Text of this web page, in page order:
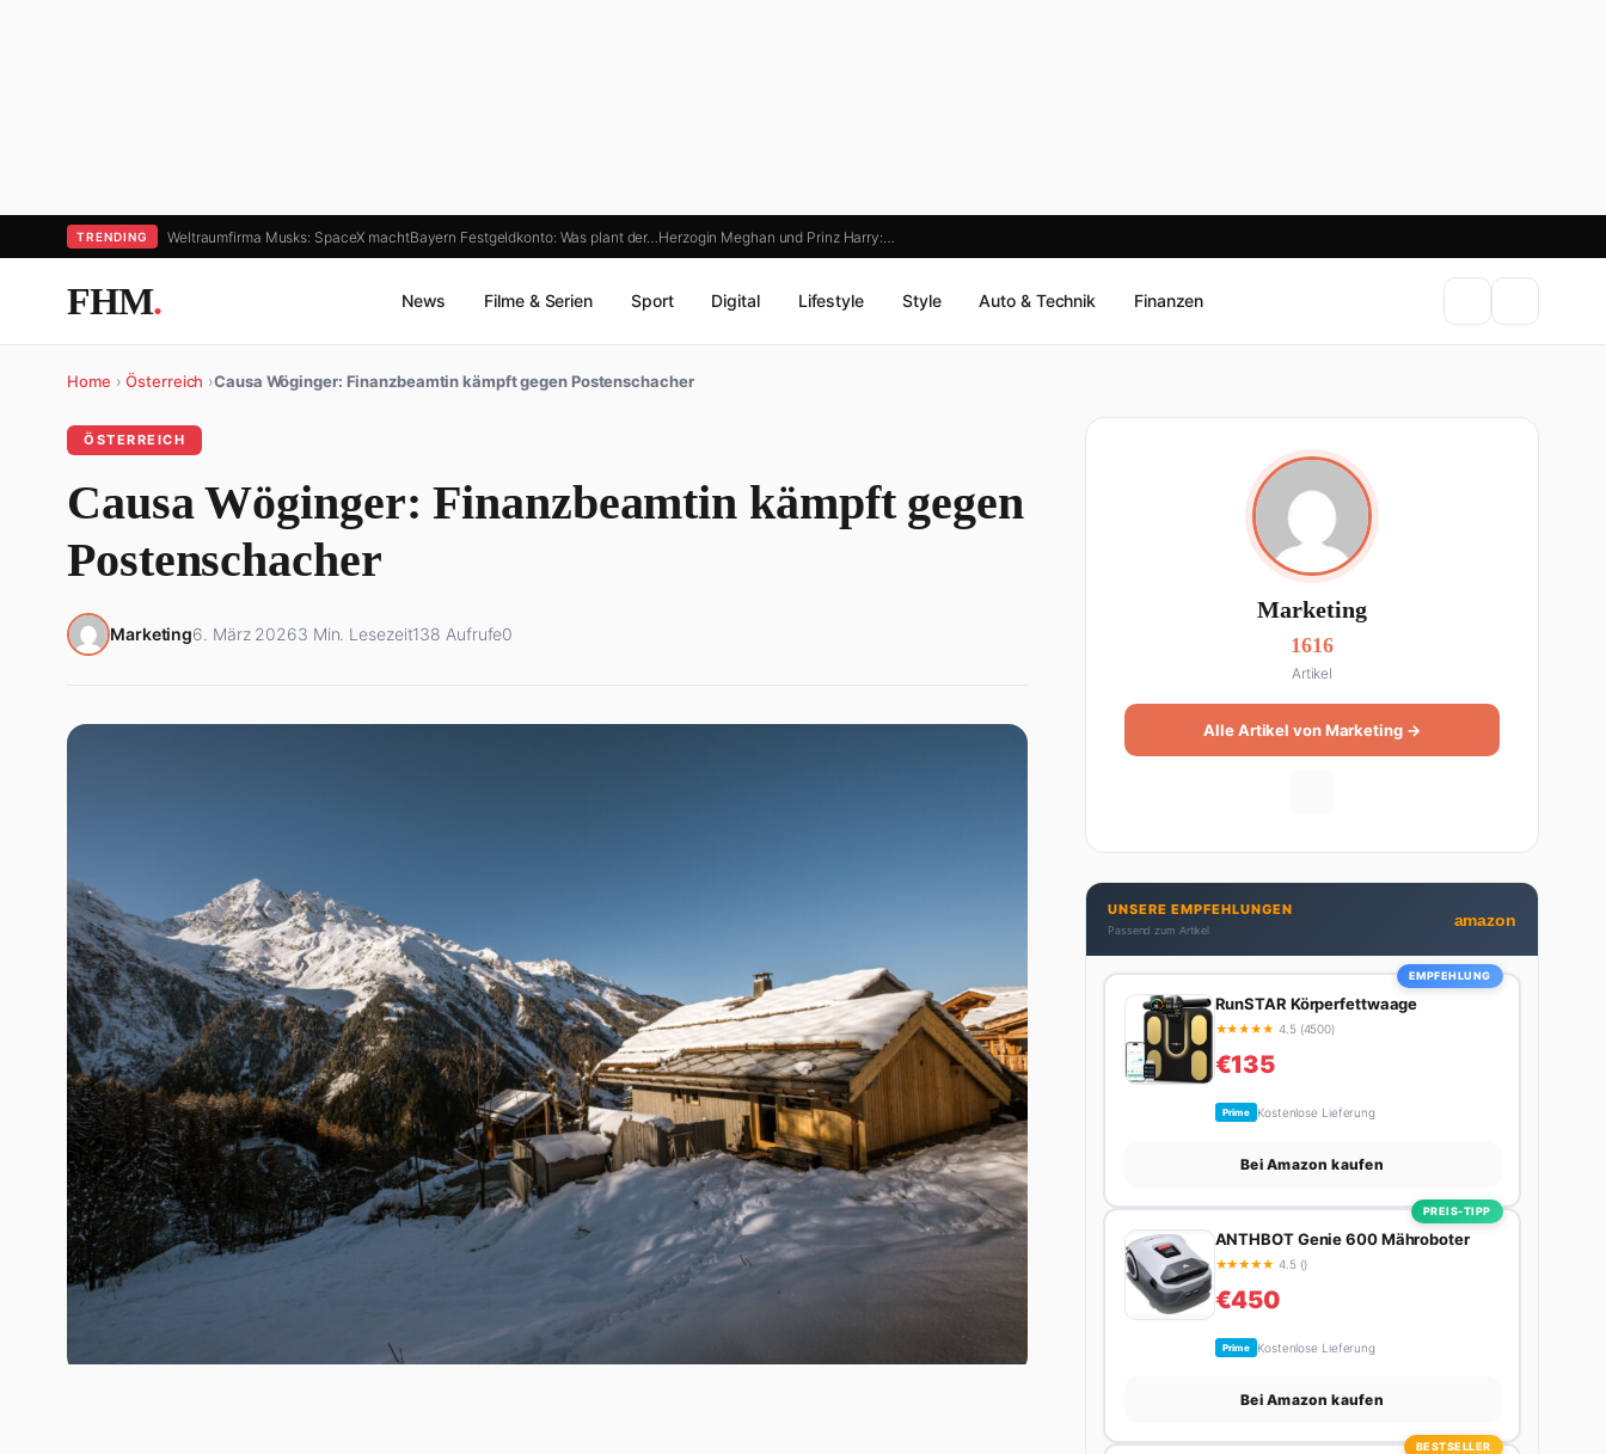
TRENDING Weltraumfirma Musks: SpaceX machtBayern Festgeldkonto: Was plant der… Herzogin Meghan und Prinz Harry:…
FHM. News Filme & Serien Sport Digital Lifestyle Style Auto & Technik Finanzen
Home › Österreich ›Causa Wöginger: Finanzbeamtin kämpft gegen Postenschacher
ÖSTERREICH
Causa Wöginger: Finanzbeamtin kämpft gegen
Postenschacher
Marketing6. März 20263 Min. Lesezeit138 Aufrufe0
Marketing
1616
Artikel
Alle Artikel von Marketing →
UNSERE EMPFEHLUNGEN
Passend zum Artikel
amazon
EMPFEHLUNG
RunSTAR Körperfettwaage
★★★★★ 4.5 (4500)
€135
Prime Kostenlose Lieferung
Bei Amazon kaufen
PREIS-TIPP
ANTHBOT Genie 600 Mähroboter
★★★★★ 4.5 ()
€450
Prime Kostenlose Lieferung
Bei Amazon kaufen
BESTSELLER